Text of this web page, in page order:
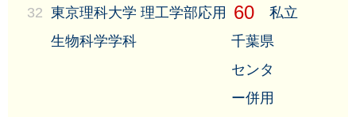
32 東京理科大学 理工学部応用
生物科学学科
60
私立
千葉県
センタ
ー併用